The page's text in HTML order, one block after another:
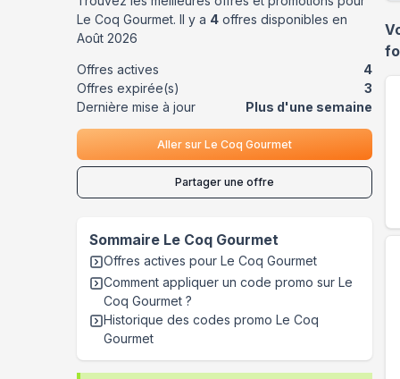
Le Coq Gourmet. Il y a 4 offres disponibles en
Août 2026
Offres actives
4
Offres expirée(s)
3
Dernière mise à jour
Plus d'une semaine
Aller sur Le Coq Gourmet
Partager une offre
Sommaire Le Coq Gourmet
Offres actives pour Le Coq Gourmet
Comment appliquer un code promo sur Le
Coq Gourmet ?
Historique des codes promo Le Coq
Gourmet